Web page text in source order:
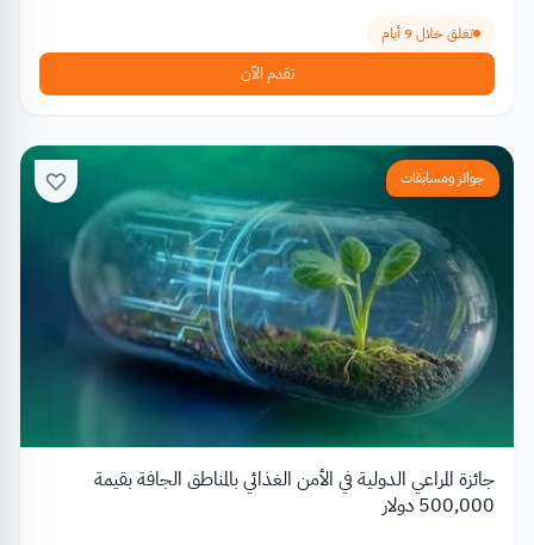
تغلق خلال 9 أيام
تقدم الآن
جوائز ومسابقات
جائزة المراعي الدولية في الأمن الغذائي بالمناطق الجافة بقيمة
500,000 دولار